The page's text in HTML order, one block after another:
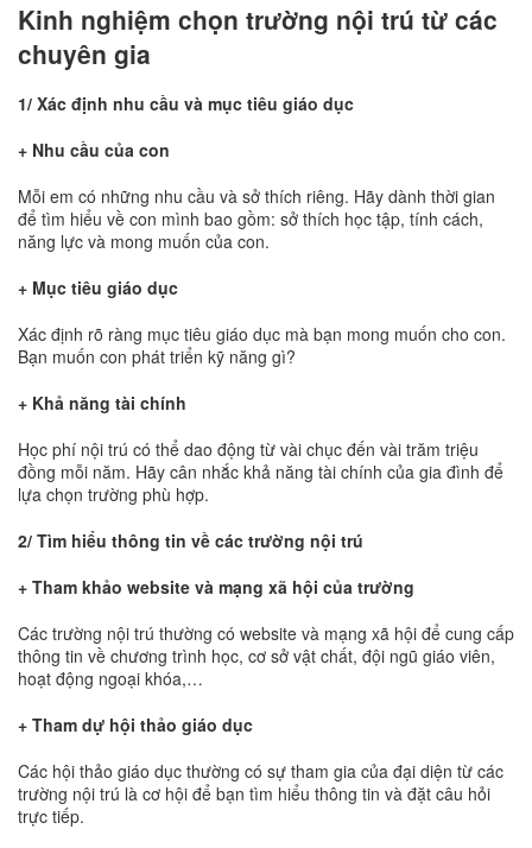
Kinh nghiệm chọn trường nội trú từ các
chuyên gia
1/ Xác định nhu cầu và mục tiêu giáo dục
+ Nhu cầu của con
Mỗi em có những nhu cầu và sở thích riêng. Hãy dành thời gian
để tìm hiểu về con mình bao gồm: sở thích học tập, tính cách,
năng lực và mong muốn của con.
+ Mục tiêu giáo dục
Xác định rõ ràng mục tiêu giáo dục mà bạn mong muốn cho con.
Bạn muốn con phát triển kỹ năng gì?
+ Khả năng tài chính
Học phí nội trú có thể dao động từ vài chục đến vài trăm triệu
đồng mỗi năm. Hãy cân nhắc khả năng tài chính của gia đình để
lựa chọn trường phù hợp.
2/ Tìm hiểu thông tin về các trường nội trú
+ Tham khảo website và mạng xã hội của trường
Các trường nội trú thường có website và mạng xã hội để cung cấp
thông tin về chương trình học, cơ sở vật chất, đội ngũ giáo viên,
hoạt động ngoại khóa,…
+ Tham dự hội thảo giáo dục
Các hội thảo giáo dục thường có sự tham gia của đại diện từ các
trường nội trú là cơ hội để bạn tìm hiểu thông tin và đặt câu hỏi
trực tiếp.